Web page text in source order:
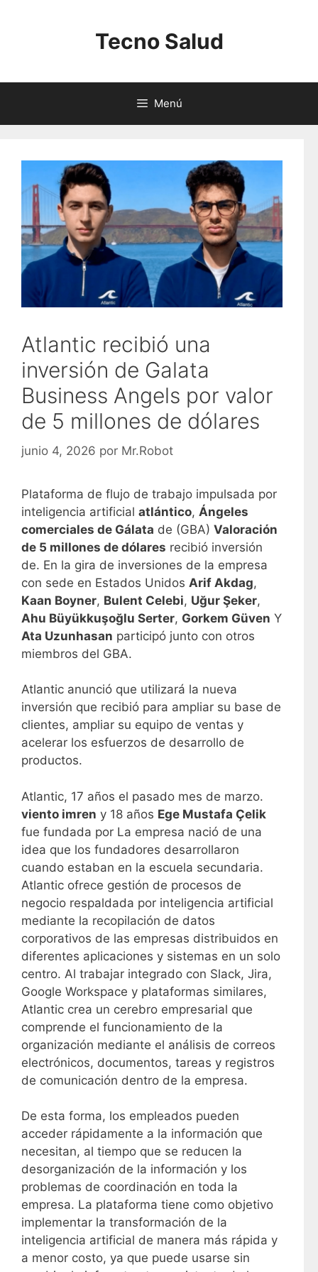
Tecno Salud
Menú
Atlantic recibió una
inversión de Galata
Business Angels por valor
de 5 millones de dólares
junio 4, 2026 por Mr.Robot
Plataforma de flujo de trabajo impulsada por
inteligencia artificial atlántico, Ángeles
comerciales de Gálata de (GBA) Valoración
de 5 millones de dólares recibió inversión
de. En la gira de inversiones de la empresa
con sede en Estados Unidos Arif Akdag,
Kaan Boyner, Bulent Celebi, Uğur Şeker,
Ahu Büyükkuşoğlu Serter, Gorkem Güven Y
Ata Uzunhasan participó junto con otros
miembros del GBA.
Atlantic anunció que utilizará la nueva
inversión que recibió para ampliar su base de
clientes, ampliar su equipo de ventas y
acelerar los esfuerzos de desarrollo de
productos.
Atlantic, 17 años el pasado mes de marzo.
viento imren y 18 años Ege Mustafa Çelik
fue fundada por La empresa nació de una
idea que los fundadores desarrollaron
cuando estaban en la escuela secundaria.
Atlantic ofrece gestión de procesos de
negocio respaldada por inteligencia artificial
mediante la recopilación de datos
corporativos de las empresas distribuidos en
diferentes aplicaciones y sistemas en un solo
centro. Al trabajar integrado con Slack, Jira,
Google Workspace y plataformas similares,
Atlantic crea un cerebro empresarial que
comprende el funcionamiento de la
organización mediante el análisis de correos
electrónicos, documentos, tareas y registros
de comunicación dentro de la empresa.
De esta forma, los empleados pueden
acceder rápidamente a la información que
necesitan, al tiempo que se reducen la
desorganización de la información y los
problemas de coordinación en toda la
empresa. La plataforma tiene como objetivo
implementar la transformación de la
inteligencia artificial de manera más rápida y
a menor costo, ya que puede usarse sin